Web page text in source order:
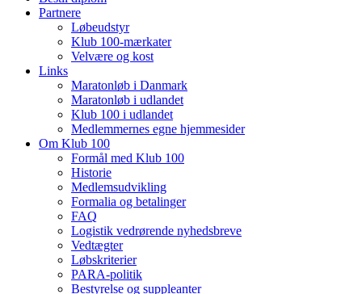
Partnere
Løbeudstyr
Klub 100-mærkater
Velvære og kost
Links
Maratonløb i Danmark
Maratonløb i udlandet
Klub 100 i udlandet
Medlemmernes egne hjemmesider
Om Klub 100
Formål med Klub 100
Historie
Medlemsudvikling
Formalia og betalinger
FAQ
Logistik vedrørende nyhedsbreve
Vedtægter
Løbskriterier
PARA-politik
Bestyrelse og suppleanter